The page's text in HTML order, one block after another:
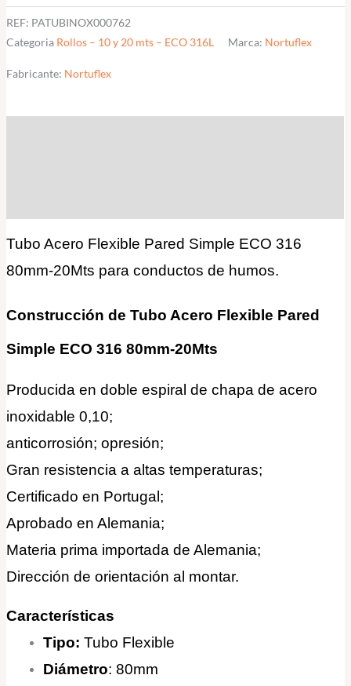
REF: PATUBINOX000762
Categoria Rollos – 10 y 20 mts – ECO 316L Marca: Nortuflex
Fabricante: Nortuflex
Tubo Acero Flexible Pared Simple ECO 316
80mm-20Mts para conductos de humos.
Construcción de Tubo Acero Flexible Pared
Simple ECO 316 80mm-20Mts
Producida en doble espiral de chapa de acero
inoxidable 0,10;
anticorrosión; opresión;
Gran resistencia a altas temperaturas;
Certificado en Portugal;
Aprobado en Alemania;
Materia prima importada de Alemania;
Dirección de orientación al montar.
Características
Tipo: Tubo Flexible
Diámetro: 80mm